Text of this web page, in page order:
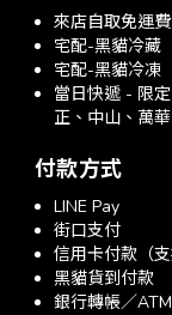
來店自取免運費
宅配-黑貓冷藏
宅配-黑貓冷凍
當日快遞 - 限
正、中山、萬
付款方式
LINE Pay
街口支付
信用卡付款（支
黑貓貨到付款
銀行轉帳／ATM